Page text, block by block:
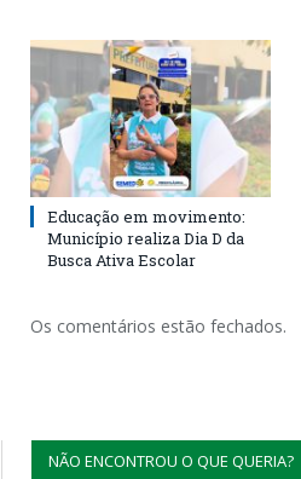
Educação em movimento:
Município realiza Dia D da
Busca Ativa Escolar
Os comentários estão fechados.
NÃO ENCONTROU O QUE QUERIA?